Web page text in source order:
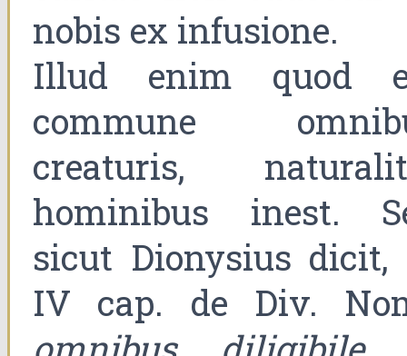
nobis ex infusione.
Illud enim quod
commune
creaturis,
hominibus inest.
sicut Dionysius dicit,
IV cap. de Div.